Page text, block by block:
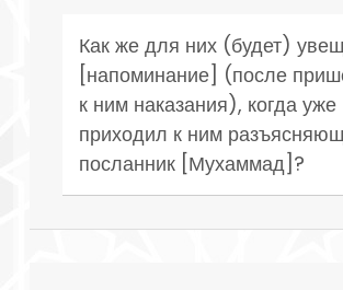
Как же для них (будет)
[напоминание] (после
к ним наказания), когда уже
приходил к ним
посланник [Мухаммад]?